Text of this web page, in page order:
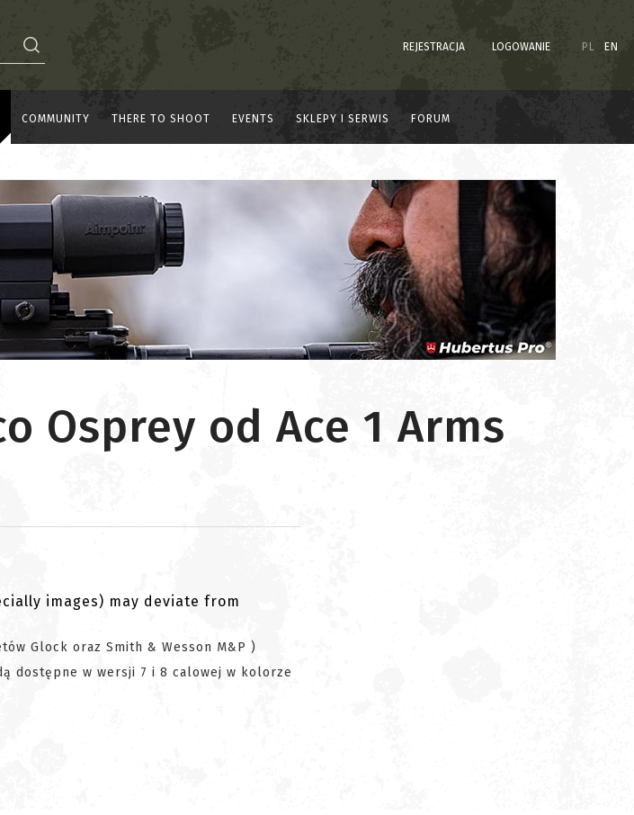
REJESTRACJA LOGOWANIE PL EN
COMMUNITY THERE TO SHOOT EVENTS SKLEPY I SERWIS FORUM
Osprey od Ace 1 Arms
images) may deviate from
Glock oraz Smith & Wesson M&P )
dostępne w wersji 7 i 8 calowej w kolorze